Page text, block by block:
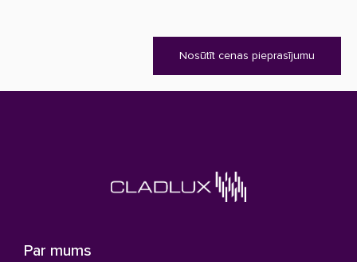
Nosūtīt cenas pieprasījumu
Par mums